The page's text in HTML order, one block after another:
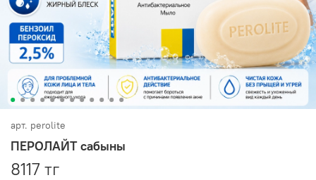
арт. perolite
ПЕРОЛАЙТ сабыны
8117 тг